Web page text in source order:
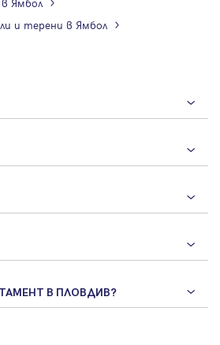
Ямбол
и терени в Ямбол
В ПЛОВДИВ?